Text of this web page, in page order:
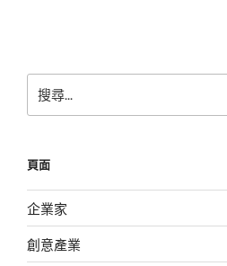
尋
字:
頁面
企業家
創意產業